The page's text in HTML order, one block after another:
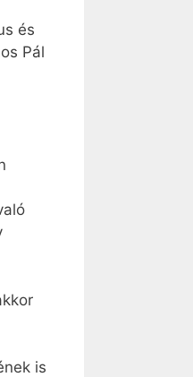
és
Pál
is